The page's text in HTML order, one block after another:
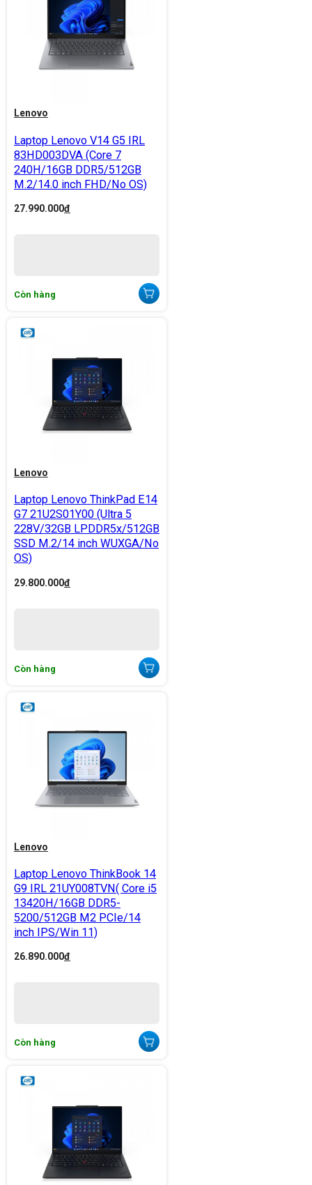
Lenovo
Laptop Lenovo V14 G5 IRL
83HD003DVA (Core 7
240H/16GB DDR5/512GB
M.2/14.0 inch FHD/No OS)
27.990.000đ
Còn hàng
Lenovo
Laptop Lenovo ThinkPad E14
G7 21U2S01Y00 (Ultra 5
228V/32GB LPDDR5x/512GB
SSD M.2/14 inch WUXGA/No
OS)
29.800.000đ
Còn hàng
Lenovo
Laptop Lenovo ThinkBook 14
G9 IRL 21UY008TVN( Core i5
13420H/16GB DDR5-
5200/512GB M2 PCIe/14
inch IPS/Win 11)
26.890.000đ
Còn hàng